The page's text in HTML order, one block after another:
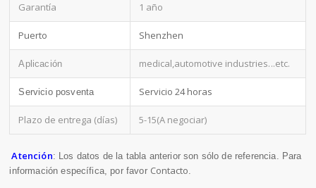
Garantía 1 año
Puerto Shenzhen
Aplicación medical,automotive industries...etc.
Servicio posventa Servicio 24 horas
Plazo de entrega (días) 5-15(A negociar)
Atención: Los datos de la tabla anterior son sólo de referencia. Para
información específica, por favor Contacto.